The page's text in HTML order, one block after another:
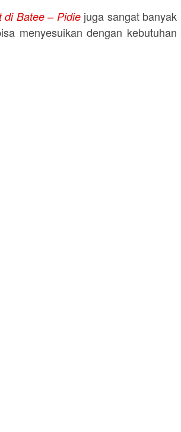
di Batee – Pidiejuga sangat banyak
menyesuikan dengan kebutuhan